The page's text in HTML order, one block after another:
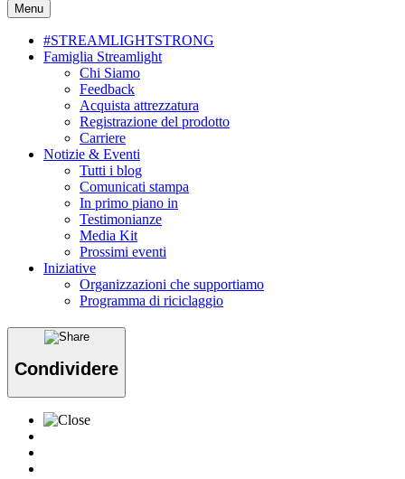
Menu
#STREAMLIGHTSTRONG
Famiglia Streamlight
Chi Siamo
Feedback
Acquista attrezzatura
Registrazione del prodotto
Carriere
Notizie & Eventi
Tutti i blog
Comunicati stampa
In primo piano in
Testimonianze
Media Kit
Prossimi eventi
Iniziative
Organizzazioni che supportiamo
Programma di riciclaggio
Condividere